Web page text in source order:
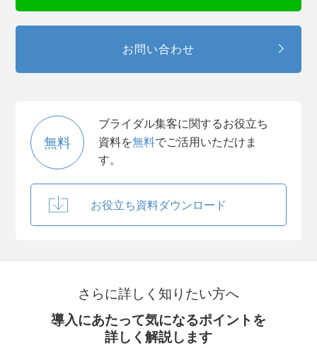
お問い合わせ
無料
ブライダル集客に関するお役立ち
資料を無料でご活用いただけま
す。
お役立ち資料ダウンロード
さらに詳しく知りたい方へ
導入にあたって気になるポイントを
詳しく解説します